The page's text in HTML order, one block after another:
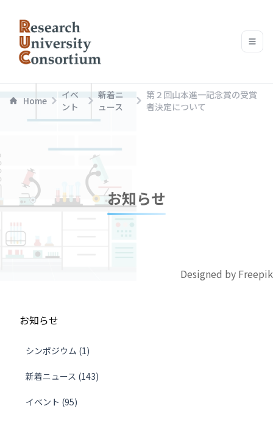
Home
イベ
ント
新着ニ
ュース
第２回山本進一記念賞の受賞
者決定について
お知らせ
Designed by Freepik
お知らせ
シンポジウム (1)
新着ニュース (143)
イベント (95)